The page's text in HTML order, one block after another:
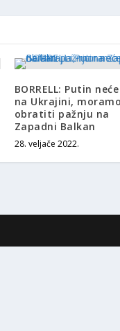
BORRELL: Putin
na Ukrajini,
obratiti pažnju na
Zapadni Balkan
28. veljače 2022.